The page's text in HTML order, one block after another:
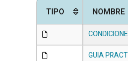
TIPO NOMBRE
GUIA